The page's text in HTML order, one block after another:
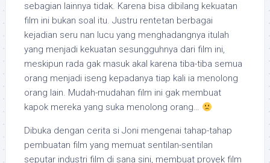
sebagian lainnya tidak. Karena bisa dibilang kekuatan
film ini bukan soal itu. Justru rentetan berbagai
kejadian seru nan lucu yang menghadangnya itulah
yang menjadi kekuatan sesungguhnya dari film ini,
meskipun rada gak masuk akal karena tiba-tiba semua
orang menjadi iseng kepadanya tiap kali ia menolong
orang lain. Mudah-mudahan film ini gak membuat
kapok mereka yang suka menolong orang…
Dibuka dengan cerita si Joni mengenai tahap-tahap
pembuatan film yang memuat sentilan-sentilan
seputar industri film di sana sini, membuat proyek film